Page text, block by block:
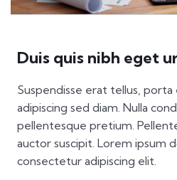
Duis quis nibh eget
Suspendisse erat tellus, porta
adipiscing sed diam. Nulla
pellentesque pretium.
auctor suscipit. Lorem ipsum
consectetur adipiscing elit.